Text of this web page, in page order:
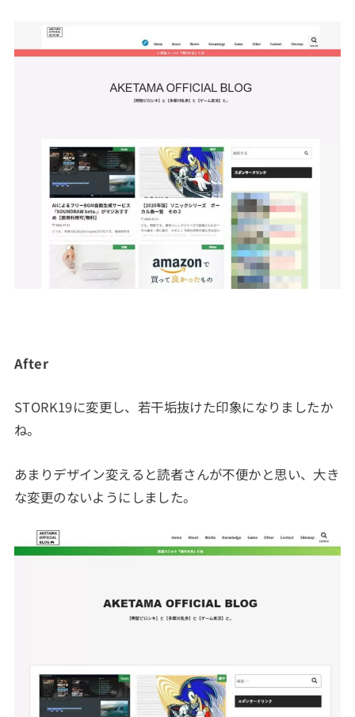
After
STORK19に変更し、若干垢抜けた印象になりましたか
ね。
あまりデザイン変えると読者さんが不便かと思い、大き
な変更のないようにしました。